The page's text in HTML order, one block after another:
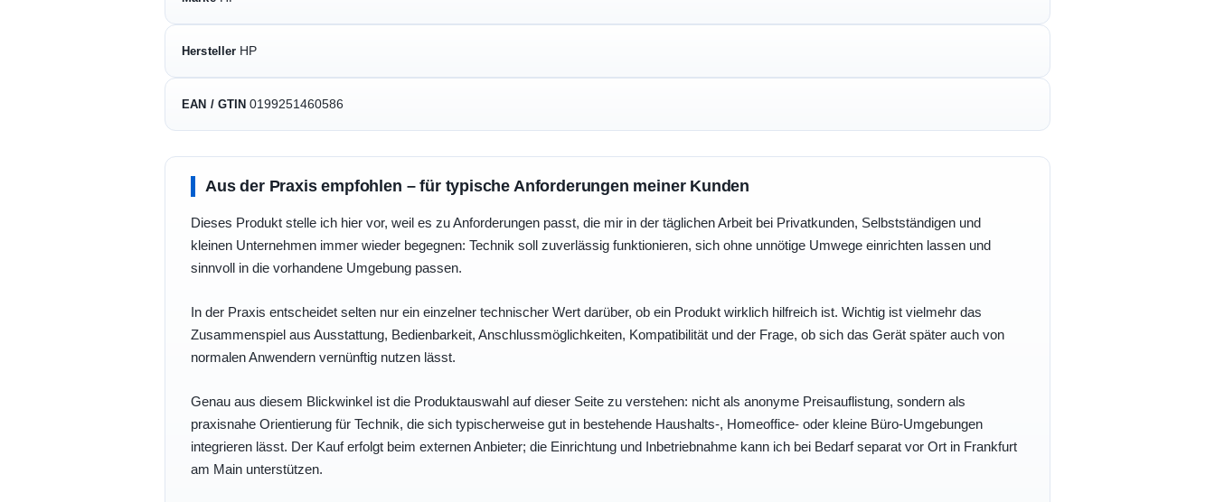
Hersteller HP
EAN / GTIN 0199251460586
Aus der Praxis empfohlen – für typische Anforderungen meiner Kunden
Dieses Produkt stelle ich hier vor, weil es zu Anforderungen passt, die mir in der täglichen Arbeit bei Privatkunden, Selbstständigen und
kleinen Unternehmen immer wieder begegnen: Technik soll zuverlässig funktionieren, sich ohne unnötige Umwege einrichten lassen und
sinnvoll in die vorhandene Umgebung passen.
In der Praxis entscheidet selten nur ein einzelner technischer Wert darüber, ob ein Produkt wirklich hilfreich ist. Wichtig ist vielmehr das
Zusammenspiel aus Ausstattung, Bedienbarkeit, Anschlussmöglichkeiten, Kompatibilität und der Frage, ob sich das Gerät später auch von
normalen Anwendern vernünftig nutzen lässt.
Genau aus diesem Blickwinkel ist die Produktauswahl auf dieser Seite zu verstehen: nicht als anonyme Preisauflistung, sondern als
praxisnahe Orientierung für Technik, die sich typischerweise gut in bestehende Haushalts-, Homeoffice- oder kleine Büro-Umgebungen
integrieren lässt. Der Kauf erfolgt beim externen Anbieter; die Einrichtung und Inbetriebnahme kann ich bei Bedarf separat vor Ort in Frankfurt
am Main unterstützen.